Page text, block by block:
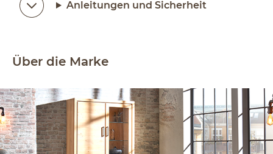
Anleitungen und Sicherheit
Über die Marke